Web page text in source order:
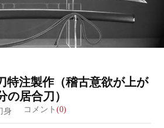
特注製作（稽古意欲が上が
の居合刀）
身 コメント(0)